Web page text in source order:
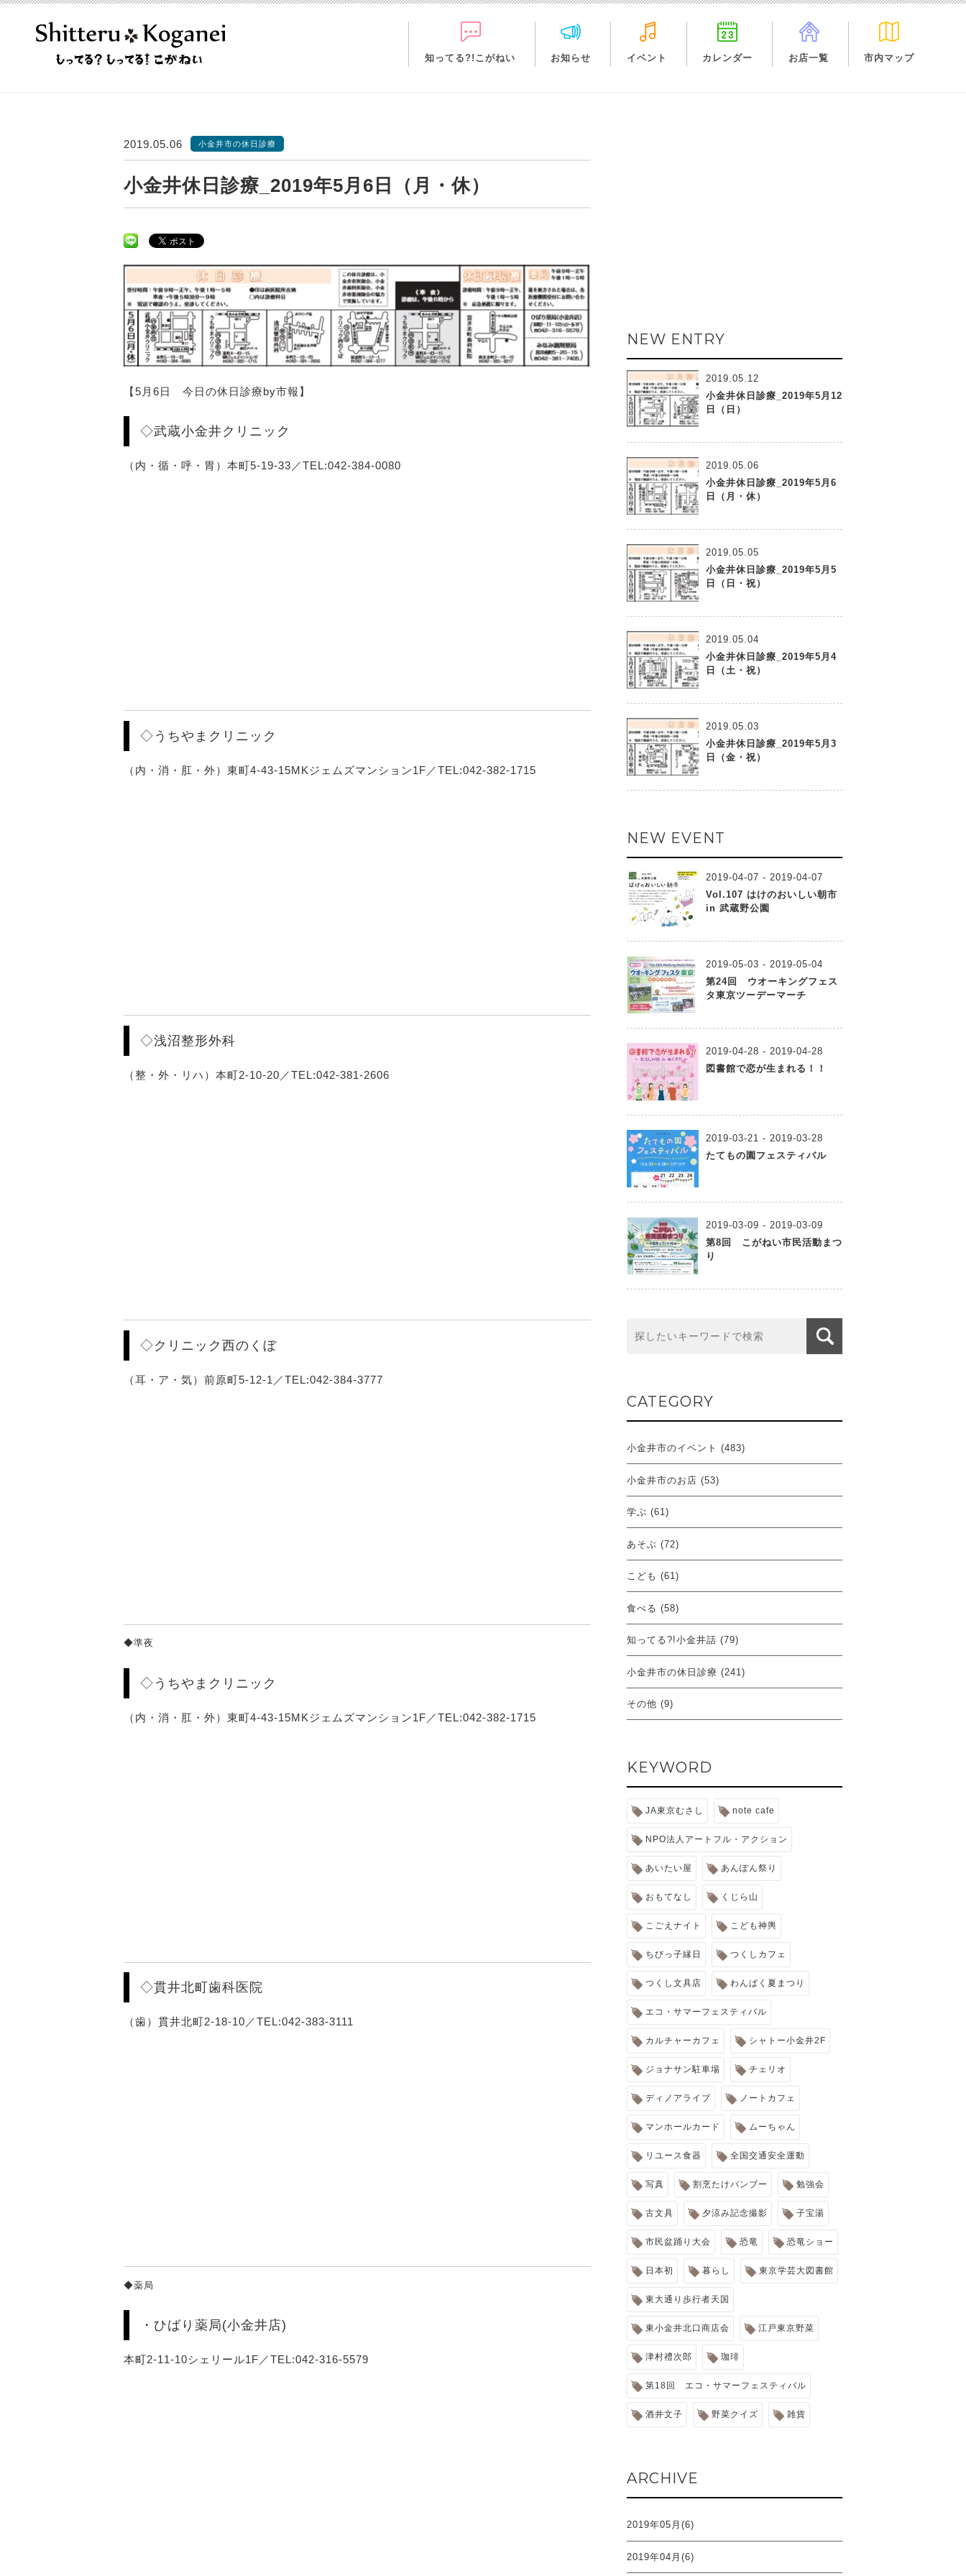
知ってる?!こがねい お知らせ イベント カレンダー お店一覧 市内マップ
2019.05.06 小金井市の休日診療
小金井休日診療_2019年5月6日（月・休）
【5月6日 今日の休日診療by市報】
◇武蔵小金井クリニック
（内・循・呼・胃）本町5-19-33／TEL:042-384-0080
◇うちやまクリニック
（内・消・肛・外）東町4-43-15MKジェムズマンション1F／TEL:042-382-1715
◇浅沼整形外科
（整・外・リハ）本町2-10-20／TEL:042-381-2606
◇クリニック西のくぼ
（耳・ア・気）前原町5-12-1／TEL:042-384-3777
◆準夜
◇うちやまクリニック
（内・消・肛・外）東町4-43-15MKジェムズマンション1F／TEL:042-382-1715
◇貫井北町歯科医院
（歯）貫井北町2-18-10／TEL:042-383-3111
◆薬局
・ひばり薬局(小金井店)
本町2-11-10シェリール1F／TEL:042-316-5579
NEW ENTRY
2019.05.12
小金井休日診療_2019年5月12
日（日）
2019.05.06
小金井休日診療_2019年5月6
日（月・休）
2019.05.05
小金井休日診療_2019年5月5
日（日・祝）
2019.05.04
小金井休日診療_2019年5月4
日（土・祝）
2019.05.03
小金井休日診療_2019年5月3
日（金・祝）
NEW EVENT
2019-04-07 - 2019-04-07
Vol.107 はけのおいしい朝市
in 武蔵野公園
2019-05-03 - 2019-05-04
第24回 ウオーキングフェス
タ東京ツーデーマーチ
2019-04-28 - 2019-04-28
図書館で恋が生まれる！！
2019-03-21 - 2019-03-28
たてもの園フェスティバル
2019-03-09 - 2019-03-09
第8回 こがねい市民活動まつ
り
CATEGORY
小金井市のイベント (483)
小金井市のお店 (53)
学ぶ (61)
あそぶ (72)
こども (61)
食べる (58)
知ってる?!小金井話 (79)
小金井市の休日診療 (241)
その他 (9)
KEYWORD
JA東京むさし note cafe
NPO法人アートフル・アクション
あいたい屋 あんぽん祭り
おもてなし くじら山
こごえナイト こども神輿
ちびっ子縁日 つくしカフェ
つくし文具店 わんぱく夏まつり
エコ・サマーフェスティバル
カルチャーカフェ シャトー小金井2F
ジョナサン駐車場 チェリオ
ディノアライブ ノートカフェ
マンホールカード ムーちゃん
リユース食器 全国交通安全運動
写真 割烹たけバンブー 勉強会
古文具 夕涼み記念撮影 子宝湯
市民盆踊り大会 恐竜 恐竜ショー
日本初 暮らし 東京学芸大図書館
東大通り歩行者天国
東小金井北口商店会 江戸東京野菜
津村禮次郎 珈琲
第18回 エコ・サマーフェスティバル
酒井文子 野菜クイズ 雑貨
ARCHIVE
2019年05月(6)
2019年04月(6)